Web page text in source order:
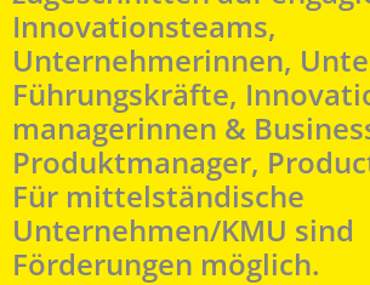
Innovationsteams,
Unternehmerinnen,
Führungskräfte,
managerinnen &
Produktmanager,
Für mittelständische
Unternehmen/KMU sind
Förderungen möglich.